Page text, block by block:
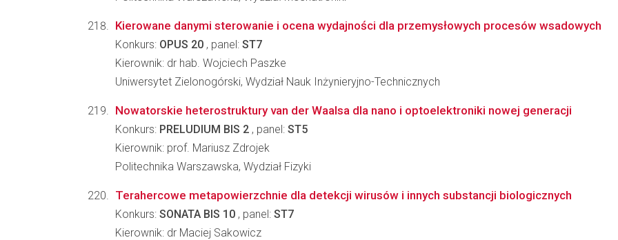
Kierowane danymi sterowanie i ocena wydajności dla przemysłowych procesów wsadowych
Konkurs: OPUS 20 , panel: ST7
Kierownik: dr hab. Wojciech Paszke
Uniwersytet Zielonogórski, Wydział Nauk Inżynieryjno-Technicznych
Nowatorskie heterostruktury van der Waalsa dla nano i optoelektroniki nowej generacji
Konkurs: PRELUDIUM BIS 2 , panel: ST5
Kierownik: prof. Mariusz Zdrojek
Politechnika Warszawska, Wydział Fizyki
Terahercowe metapowierzchnie dla detekcji wirusów i innych substancji biologicznych
Konkurs: SONATA BIS 10 , panel: ST7
Kierownik: dr Maciej Sakowicz